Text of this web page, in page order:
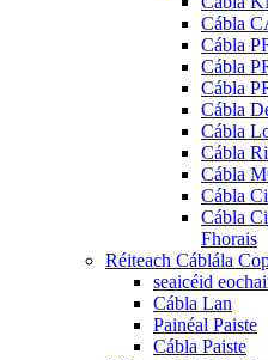
Cábla
Cábla
Cábla
Cábla
Cábla
Cábla
Cábla
Cábla
Cábla
Cábla
Fhorais
Réiteach Cáblála
seaicéid
Cábla Lan
Painéal Paiste
Cábla Paiste